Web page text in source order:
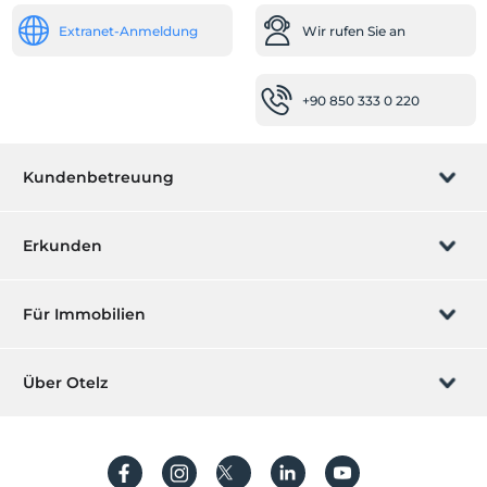
Extranet-Anmeldung Wir rufen Sie an
+90 850 333 0 220
Kundenbetreuung
Buchung verwalten
Häufig gestellte Fragen
Erkunden
Geschenkgutschein
Konto erstellen
Für Immobilien
Ihr Hotel auflisten
Über Otelz